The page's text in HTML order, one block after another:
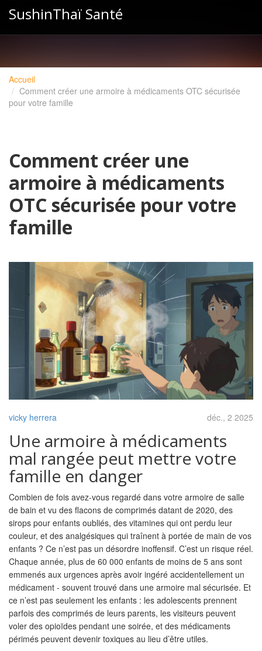
SushinThaï Santé
Accueil
Comment créer une armoire à médicaments OTC sécurisée
pour votre famille
Comment créer une
armoire à médicaments
OTC sécurisée pour votre
famille
vicky herrera déc., 2 2025
Une armoire à médicaments
mal rangée peut mettre votre
famille en danger
Combien de fois avez-vous regardé dans votre armoire de salle
de bain et vu des flacons de comprimés datant de 2020, des
sirops pour enfants oubliés, des vitamines qui ont perdu leur
couleur, et des analgésiques qui traînent à portée de main de vos
enfants ? Ce n’est pas un désordre inoffensif. C’est un risque réel.
Chaque année, plus de 60 000 enfants de moins de 5 ans sont
emmenés aux urgences après avoir ingéré accidentellement un
médicament - souvent trouvé dans une armoire mal sécurisée. Et
ce n’est pas seulement les enfants : les adolescents prennent
parfois des comprimés de leurs parents, les visiteurs peuvent
voler des opioïdes pendant une soirée, et des médicaments
périmés peuvent devenir toxiques au lieu d’être utiles.